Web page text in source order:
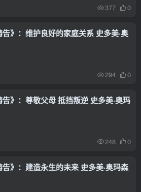
377 0
》：维护良好的家庭关系 史多美·奥
294 0
》：尊敬父母 抵挡叛逆 史多美·奥玛
248 0
》：建造永生的未来 史多美·奥玛森